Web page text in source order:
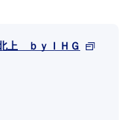
上 ｂｙＩＨＧ